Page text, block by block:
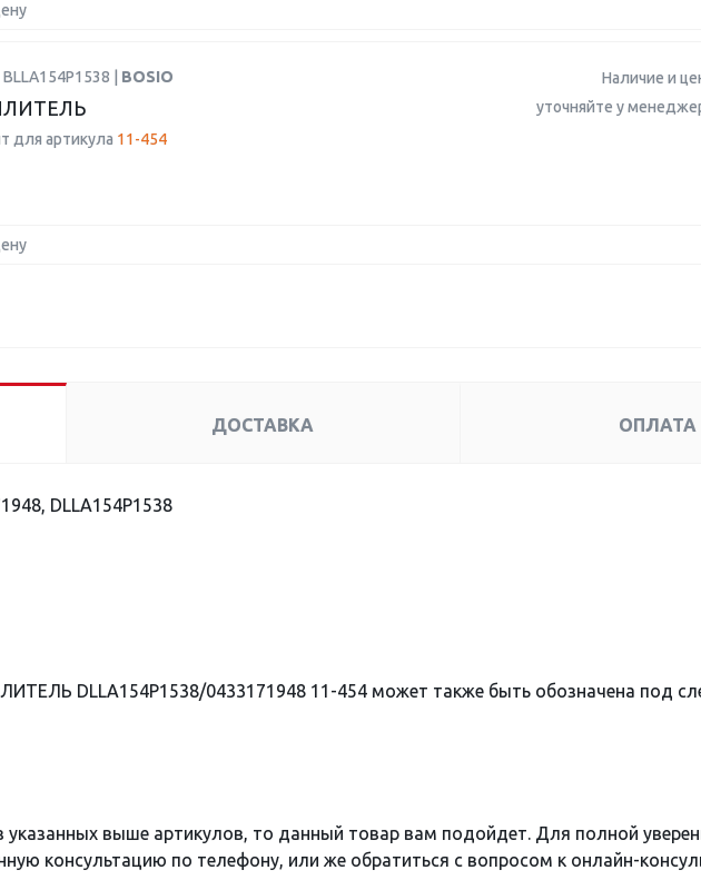
| BOSIO
для артикула 11-454
Наличие и
уточняйте у
ДОСТАВКА ОПЛАТА
DLLA154P1538
DLLA154P1538/0433171948 11-454 может также быть обозначена под
указанных выше артикулов, то данный товар вам подойдет. Для полной
консультацию по телефону, или же обратиться с вопросом к онлайн-